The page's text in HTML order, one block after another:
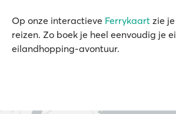
Op onze interactieve Ferrykaart zie
reizen. Zo boek je heel eenvoudig je
eilandhopping-avontuur.